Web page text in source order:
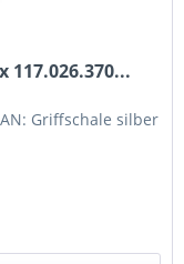
Griffschale silber